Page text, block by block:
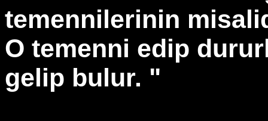
temennilerinin
O temenni edip
gelip bulur. "